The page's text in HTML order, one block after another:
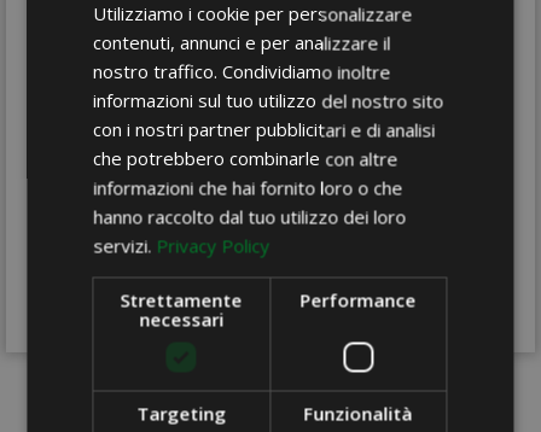
organza
giallo
mm. 25 mt.25
Condividi
Utilizziamo i cookie per personalizzare
contenuti, annunci e per analizzare il
nostro traffico. Condividiamo inoltre
informazioni sul tuo utilizzo del nostro sito
con i nostri partner pubblicitari e di analisi
che potrebbero combinarle con altre
informazioni che hai fornito loro o che
hanno raccolto dal tuo utilizzo dei loro
servizi. Privacy Policy
Strettamente
necessari
Performance
Targeting Funzionalità